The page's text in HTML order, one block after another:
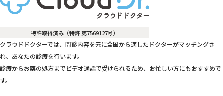
特許取得済み（特許 第7569127号）
クラウドドクターでは、問診内容を元に全国から適したドクターがマッチングさ
れ、あなたの診療を行います。
診療からお薬の処方までビデオ通話で受けられるため、お忙しい方にもおすすめで
す。